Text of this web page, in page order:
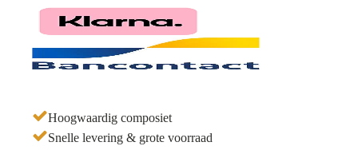
Hoogwaardig composiet
Snelle levering & grote voorraad